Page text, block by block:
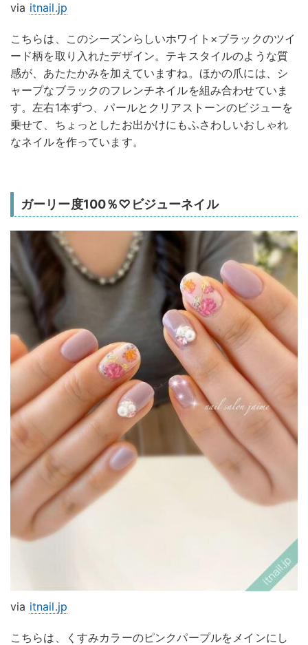
via itnail.jp
こちらは、このシーズンらしいホワイト×ブラックのツイ
ード柄を取り入れたデザイン。テキスタイルのような質
感が、あたたかみを加えていますね。ほかの爪には、シ
ャープなブラックのフレンチネイルを組み合わせていま
す。左右1本ずつ、パールとクリアストーンのビジューを
乗せて、ちょっとしたお出かけにもふさわしいおしゃれ
なネイルを作っています。
ガーリー度100％♡ビジューネイル
via itnail.jp
こちらは、くすみカラーのピンクパープルをメインにし